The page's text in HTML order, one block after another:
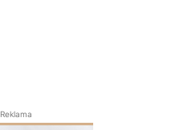
Reklama